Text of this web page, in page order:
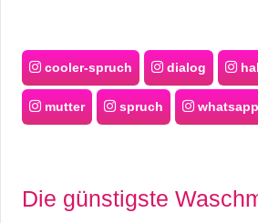
cooler-spruch dialog
mutter spruch whatsapp
Die günstigste